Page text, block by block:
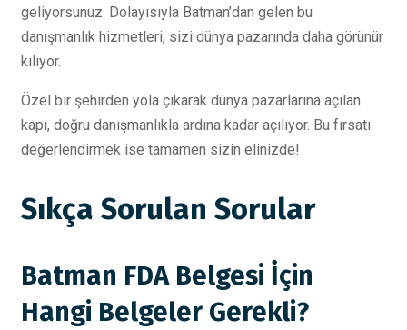
geliyorsunuz. Dolayısıyla Batman’dan gelen bu
danışmanlık hizmetleri, sizi dünya pazarında daha görünür
kılıyor.
Özel bir şehirden yola çıkarak dünya pazarlarına açılan
kapı, doğru danışmanlıkla ardına kadar açılıyor. Bu fırsatı
değerlendirmek ise tamamen sizin elinizde!
Sıkça Sorulan Sorular
Batman FDA Belgesi İçin
Hangi Belgeler Gerekli?